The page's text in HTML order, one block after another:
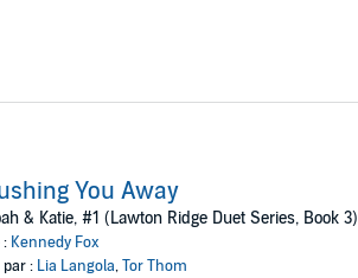
You Away
& Katie, #1 (Lawton Ridge Duet Series, Book 3)
: Kennedy Fox
par : Lia Langola,Tor Thom